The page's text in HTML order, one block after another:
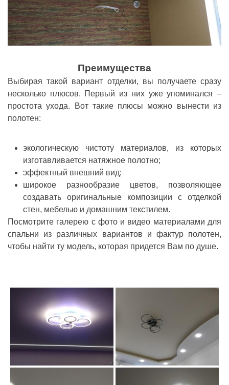
Преимущества
Выбирая такой вариант отделки, вы получаете сразу
несколько плюсов. Первый из них уже упоминался –
простота ухода. Вот такие плюсы можно вынести из
полотен:
экологическую чистоту материалов, из которых
изготавливается натяжное полотно;
эффектный внешний вид;
широкое разнообразие цветов, позволяющее
создавать оригинальные композиции с отделкой
стен, мебелью и домашним текстилем.
Посмотрите галерею с фото и видео материалами для
спальни из различных вариантов и фактур полотен,
чтобы найти ту модель, которая придется Вам по душе.